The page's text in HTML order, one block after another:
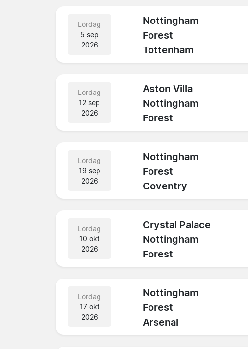
Lördag
5 sep
2026
Nottingham
Forest
Tottenham
Lördag
12 sep
2026
Aston Villa
Nottingham
Forest
Lördag
19 sep
2026
Nottingham
Forest
Coventry
Lördag
10 okt
2026
Crystal Palace
Nottingham
Forest
Lördag
17 okt
2026
Nottingham
Forest
Arsenal